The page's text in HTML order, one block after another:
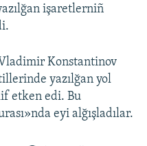
işaretlerniñ
Konstantinov
yazılğan yol
etken edi. Bu
eyi alğışladılar.